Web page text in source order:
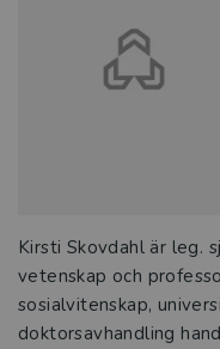
Kirsti Skovdahl är leg.
vetenskap och
sosialvitenskap,
doktorsavhandling